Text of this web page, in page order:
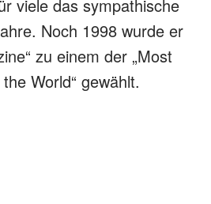
viele das sympathische
Noch 1998 wurde er
zu einem der „Most
World“ gewählt.